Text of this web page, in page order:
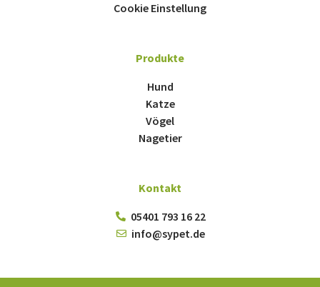
Cookie Einstellung
Produkte
Hund
Katze
Vögel
Nagetier
Kontakt
05401 793 16 22
info@sypet.de